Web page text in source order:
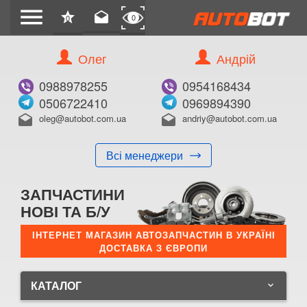
menu star
0 drafts 0
Олег
0988978255
0506722410
drafts oleg@autobot.com.ua
Всі менеджери
Андрій
0954168434
0969894390
drafts andriy@autobot.com.ua
ЗАПЧАСТИНИ
НОВІ ТА Б/У
ІНТЕРНЕТ МАГАЗИН АВТОЗАПЧАСТИН В УКРАЇНІ
ДОСТАВКА З ЄВРОПИ
КАТАЛОГ keyboard_arrow_down